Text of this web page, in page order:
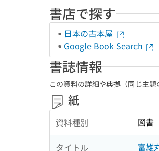
書店で探す
日本の古本屋
Google Book Search
書誌情報
この資料の詳細や典拠（同じ主
紙
資料種別 図書
タイトル 富雄